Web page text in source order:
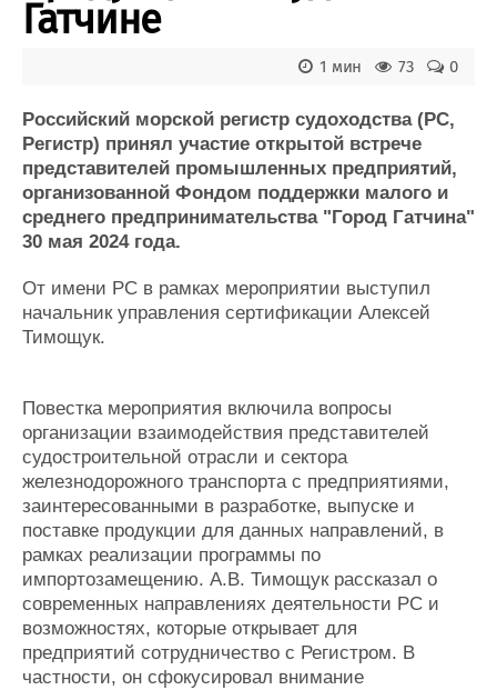
Судостроение
Пульс
Репутация
Работа
Крюинг
Журнал
Реклама
Торговая площадка
Продажа флота
Изделия
Материалы
Услуги
Конференции
Выставки и семинары
Личности
Флот
Галерея флота
Гатчине
0
73
1 мин
Российский морской регистр судоходства (РС,
Регистр) принял участие открытой встрече
представителей промышленных предприятий,
организованной Фондом поддержки малого и
среднего предпринимательства "Город Гатчина"
30 мая 2024 года.
От имени РС в рамках мероприятии выступил
начальник управления сертификации Алексей
Тимощук.
Повестка мероприятия включила вопросы
организации взаимодействия представителей
судостроительной отрасли и сектора
железнодорожного транспорта с предприятиями,
заинтересованными в разработке, выпуске и
поставке продукции для данных направлений, в
рамках реализации программы по
импортозамещению. А.В. Тимощук рассказал о
современных направлениях деятельности РС и
возможностях, которые открывает для
предприятий сотрудничество с Регистром. В
частности, он сфокусировал внимание